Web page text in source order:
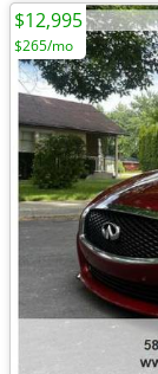
$12,995
$265/mo